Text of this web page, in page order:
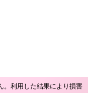
。利用した結果により損害